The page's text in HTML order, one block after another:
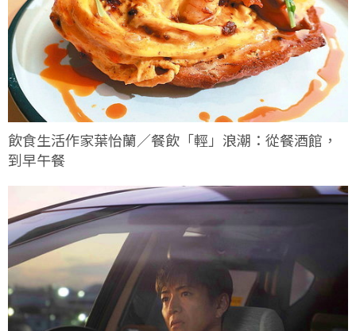
飲食生活作家葉怡蘭／餐飲「輕」浪潮：從餐酒館，
到早午餐